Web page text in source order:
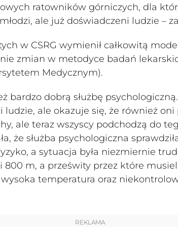
ratowników górniczych, dla
ale już doświadczeni ludzie –
w CSRG wymienił całkowitą
zmian w metodyce badań
Medycznym).
bardzo dobrą służbę
ale okazuje się, że również
ale teraz wszyscy podchodzą do
że służba psychologiczna
a sytuacja była niezmiernie
800 m, a prześwity przez które
temperatura oraz
REKLAMA